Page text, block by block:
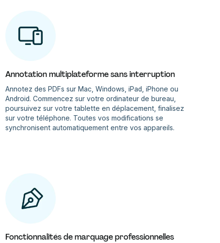
Annotation multiplateforme sans interruption
Annotez des PDFs sur Mac, Windows, iPad, iPhone ou
Android. Commencez sur votre ordinateur de bureau,
poursuivez sur votre tablette en déplacement, finalisez
sur votre téléphone. Toutes vos modifications se
synchronisent automatiquement entre vos appareils.
Fonctionnalités de marquage professionnelles